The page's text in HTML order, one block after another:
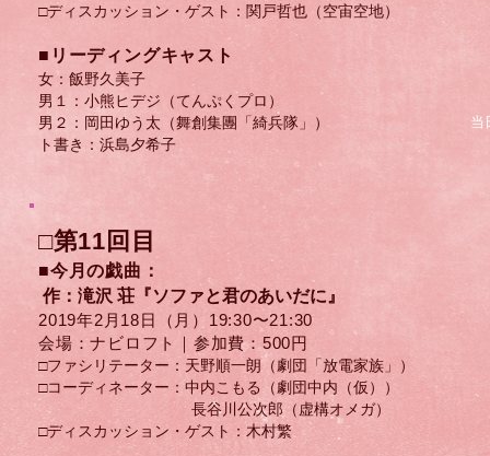
□ディスカッション・ゲスト：​関戸哲也（空宙空地）
​■リーディングキャスト
女：飯野久美子
男１：小熊ヒデジ（てんぷくプロ）
男２：岡田ゆう太（舞創集團「綺兵隊」）
ト書き：浜島夕希子
当
□第11回目
■今月の戯曲：
作：滝沢 荘『ソファと君のあいだに』
2019年2月18日（月）​19:30〜21:30
会場：ナビロフト｜参加費：500円
□ファシリテーター：天野順一朗（劇団「放電家族」）
□コーディネーター：中内こもる（劇団中内（仮））
長谷川公次郎（虚構オメガ）
□ディスカッション・ゲスト：​木村繁